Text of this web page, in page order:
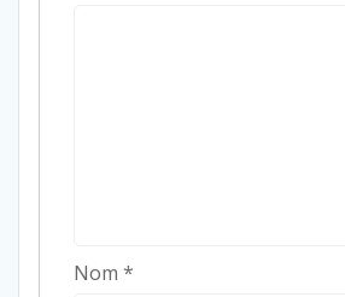
Nom *